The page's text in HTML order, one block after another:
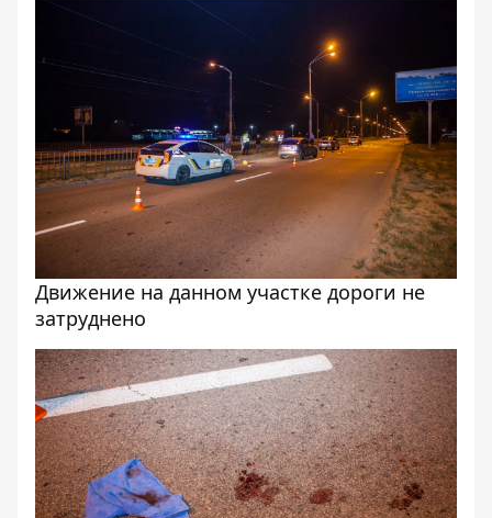
Движение на данном участке дороги не
затруднено